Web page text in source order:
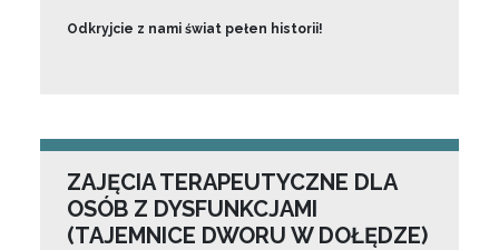
Odkryjcie z nami świat pełen historii!
ZAJĘCIA TERAPEUTYCZNE DLA
OSÓB Z DYSFUNKCJAMI
(TAJEMNICE DWORU W DOŁĘDZE)